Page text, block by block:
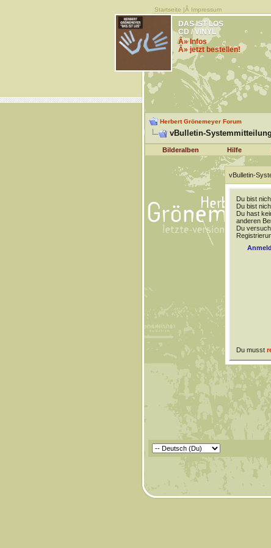
Startseite |Â Impressum
DAS IST LOS
CD / VINYL
Â» Infos
Â» jetzt bestellen!
Herbert Grönemeyer Forum
vBulletin-Systemmitteilung
Bilderalben Hilfe
vBulletin-
Du bist
Du bist
Du hast
anderen
Du
Du musst